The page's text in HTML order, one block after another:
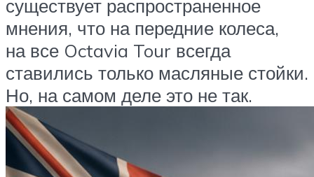
существует распространенное
мнения, что на передние колеса,
на все Octavia Tour всегда
ставились только масляные стойки.
Но, на самом деле это не так.